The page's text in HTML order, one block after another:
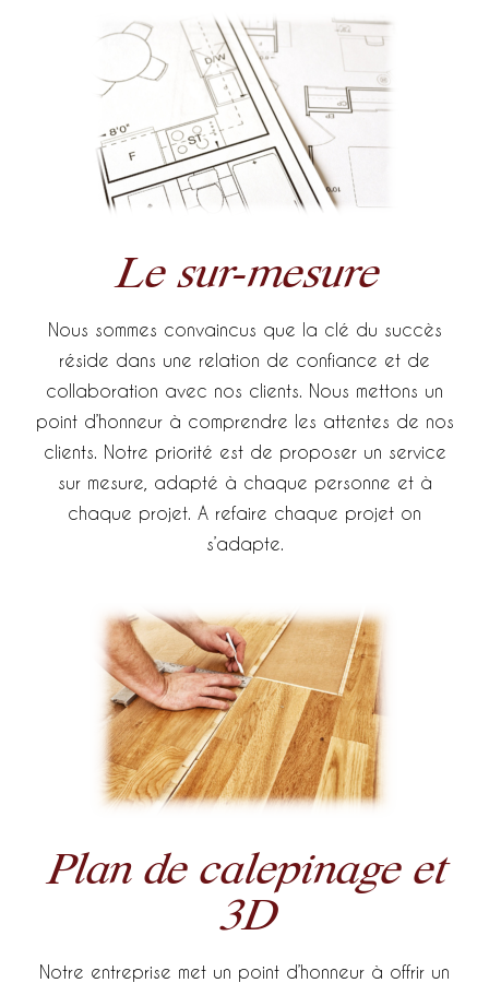
Le sur-mesure
Nous sommes convaincus que la clé du succès
réside dans une relation de confiance et de
collaboration avec nos clients. Nous mettons un
point d’honneur à comprendre les attentes de nos
clients. Notre priorité est de proposer un service
sur mesure, adapté à chaque personne et à
chaque projet. A refaire chaque projet on
s’adapte.
Plan de calepinage et
3D
Notre entreprise met un point d’honneur à offrir un